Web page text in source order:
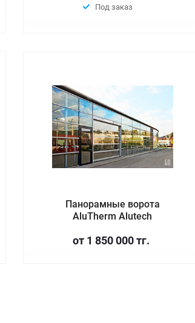
Под заказ
Панорамные ворота
AluTherm Alutech
от 1 850 000 тг.